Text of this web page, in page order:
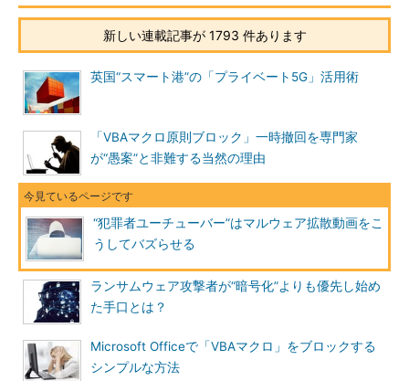
新しい連載記事が 1793 件あります
英国“スマート港”の「プライベート5G」活用術
「VBAマクロ原則ブロック」一時撤回を専門家
が“愚案”と非難する当然の理由
“犯罪者ユーチューバー”はマルウェア拡散動画をこ
うしてバズらせる
ランサムウェア攻撃者が“暗号化”よりも優先し始め
た手口とは？
Microsoft Officeで「VBAマクロ」をブロックする
シンプルな方法